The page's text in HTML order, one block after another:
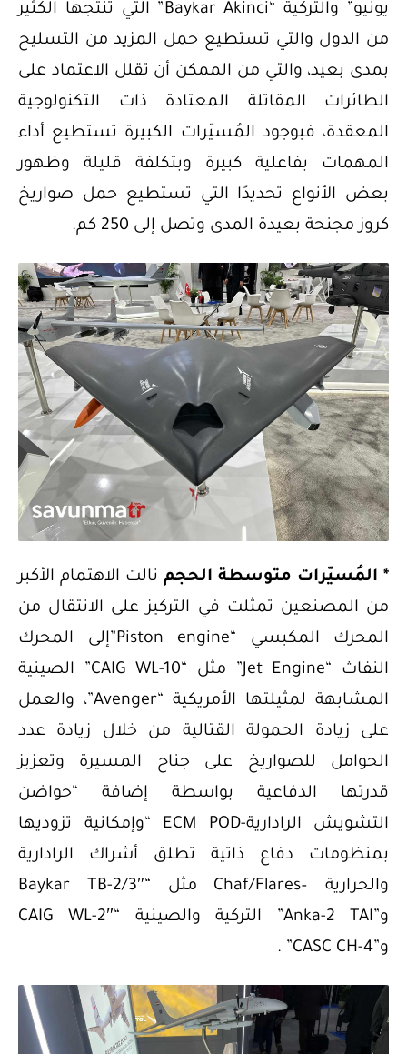
يونيو” والتركية “Baykar Akinci” التي تنتجها الكثير
من الدول والتي تستطيع حمل المزيد من التسليح
بمدى بعيد، والتي من الممكن أن تقلل الاعتماد على
الطائرات المقاتلة المعتادة ذات التكنولوجية
المعقدة، فبوجود المُسيّرات الكبيرة تستطيع أداء
المهمات بفاعلية كبيرة وبتكلفة قليلة وظهور
بعض الأنواع تحديدًا التي تستطيع حمل صواريخ
كروز مجنحة بعيدة المدى وتصل إلى 250 كم.
* المُسيّرات متوسطة الحجمنالت الاهتمام الأكبر
من المصنعين تمثلت في التركيز على الانتقال من
المحرك المكبسي “Piston engine”إلى المحرك
النفاث “Jet Engine” مثل “CAIG WL-10” الصينية
المشابهة لمثيلتها الأمريكية “Avenger”، والعمل
على زيادة الحمولة القتالية من خلال زيادة عدد
الحوامل للصواريخ على جناح المسيرة وتعزيز
قدرتها الدفاعية بواسطة إضافة “حواضن
التشويش الرادارية-ECM POD “وإمكانية تزوديها
بمنظومات دفاع ذاتية تطلق أشراك الرادارية
والحرارية –Chaf/Flares مثل “Baykar TB-2/3″
و”Anka-2 TAI” التركية والصينية “CAIG WL-2″
و”CASC CH-4” .